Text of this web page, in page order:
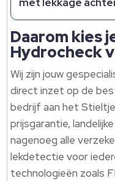
met lekkage
Daarom kies
Hydrocheck
Wij zijn jouw
direct inzet op de
bedrijf aan het
prijsgarantie,
nagenoeg alle
lekdetectie voor
technologieën zoals